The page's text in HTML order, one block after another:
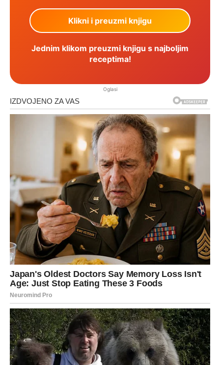
Jednim klikom preuzmi knjigu s najboljim
receptima!
Oglasi